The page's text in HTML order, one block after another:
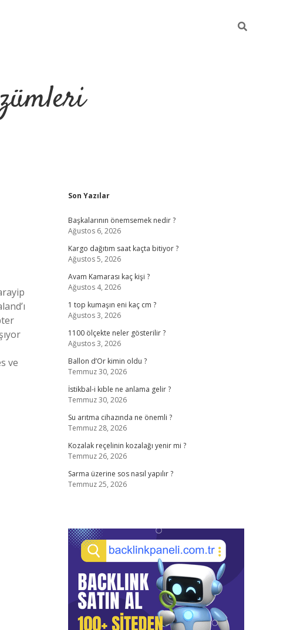
ve
Sidebar
Son Yazılar
Başkalarının önemsemek nedir ?
Ağustos 6, 2026
Kargo dağıtım saat kaçta bitiyor ?
Ağustos 5, 2026
Avam Kamarası kaç kişi ?
Ağustos 4, 2026
1 top kumaşın eni kaç cm ?
Ağustos 3, 2026
1100 ölçekte neler gösterilir ?
Ağustos 3, 2026
Ballon d’Or kimin oldu ?
Temmuz 30, 2026
İstikbal-i kıble ne anlama gelir ?
Temmuz 30, 2026
Su arıtma cihazında ne önemli ?
Temmuz 28, 2026
Kozalak reçelinin kozalağı yenir mi ?
Temmuz 26, 2026
Sarma üzerine sos nasıl yapılır ?
Temmuz 25, 2026